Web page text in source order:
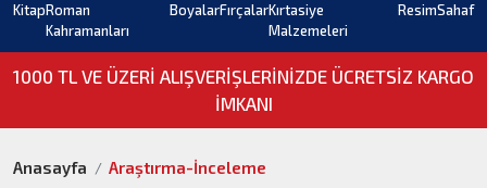
KitapRoman
Kahramanları
BoyalarFırçalarKırtasiye
Malzemeleri
ResimSahaf
1000 TL VE ÜZERI ALIŞVERIŞLERINIZDE ÜCRETSİZ KARGO
İMKANI
Anasayfa Araştırma-İnceleme